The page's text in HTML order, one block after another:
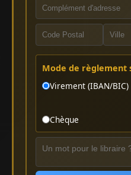
Mode de règlement
Virement (IBAN/BIC)
Chèque